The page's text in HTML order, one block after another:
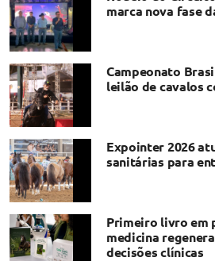
marca nova fase
Campeonato
leilão de cavalos
Expointer 2026
sanitárias para
Primeiro livro em
medicina
decisões clínicas